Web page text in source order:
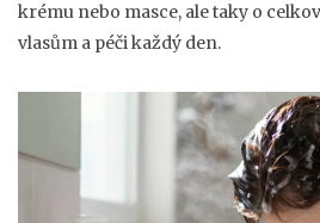
krému nebo masce, ale taky o
vlasům a péči každý den.